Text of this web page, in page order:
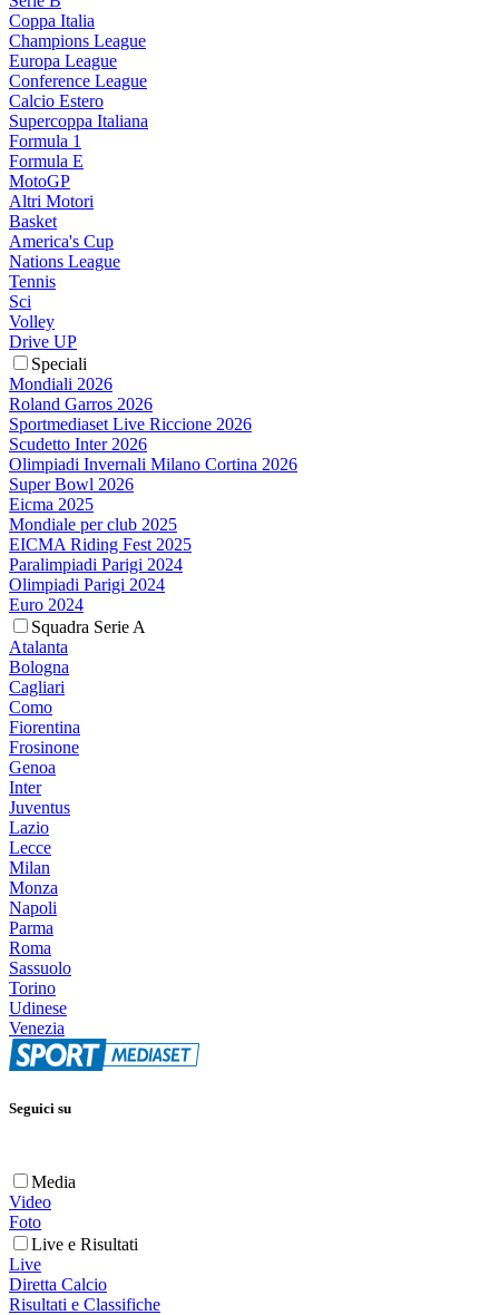
Coppa Italia
Champions League
Europa League
Conference League
Calcio Estero
Supercoppa Italiana
Formula 1
Formula E
MotoGP
Altri Motori
Basket
America's Cup
Nations League
Tennis
Sci
Volley
Drive UP
Speciali
Mondiali 2026
Roland Garros 2026
Sportmediaset Live Riccione 2026
Scudetto Inter 2026
Olimpiadi Invernali Milano Cortina 2026
Super Bowl 2026
Eicma 2025
Mondiale per club 2025
EICMA Riding Fest 2025
Paralimpiadi Parigi 2024
Olimpiadi Parigi 2024
Euro 2024
Squadra Serie A
Atalanta
Bologna
Cagliari
Como
Fiorentina
Frosinone
Genoa
Inter
Juventus
Lazio
Lecce
Milan
Monza
Napoli
Parma
Roma
Sassuolo
Torino
Udinese
Venezia
Seguici su
Media
Video
Foto
Live e Risultati
Live
Diretta Calcio
Risultati e Classifiche